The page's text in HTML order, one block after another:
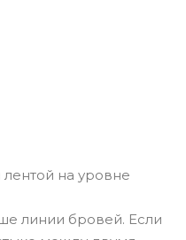
на уровне
линии бровей. Если